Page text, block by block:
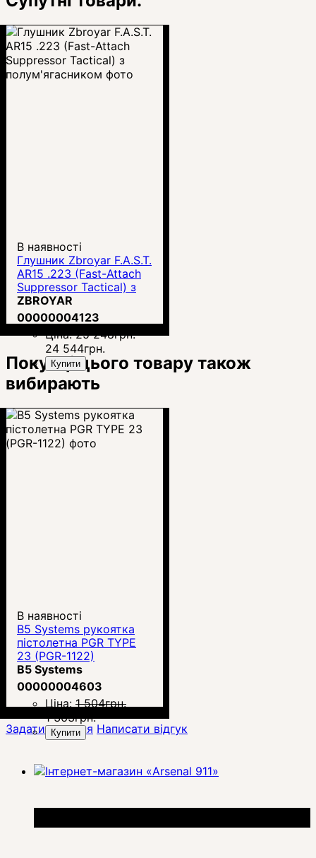
В наявності
Глушник Zbroyar F.A.S.T.
AR15 .223 (Fast-Attach
Suppressor Tactical) з
полум'ягасником
ZBROYAR
00000004123
Ціна:25 248грн.
24 544грн.
Купити
Покупці цього товару також
вибирають
В наявності
B5 Systems рукоятка
пістолетна PGR TYPE
23 (PGR-1122)
B5 Systems
00000004603
Ціна:1 504грн.
1 363грн.
Купити
Задати питання Написати відгук